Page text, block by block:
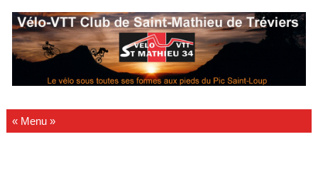
Passer au contenu